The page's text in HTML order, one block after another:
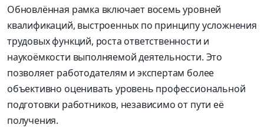
Обновлённая рамка включает восемь уровней
квалификаций, выстроенных по принципу усложнения
трудовых функций, роста ответственности и
наукоёмкости выполняемой деятельности. Это
позволяет работодателям и экспертам более
объективно оценивать уровень профессиональной
подготовки работников, независимо от пути её
получения.